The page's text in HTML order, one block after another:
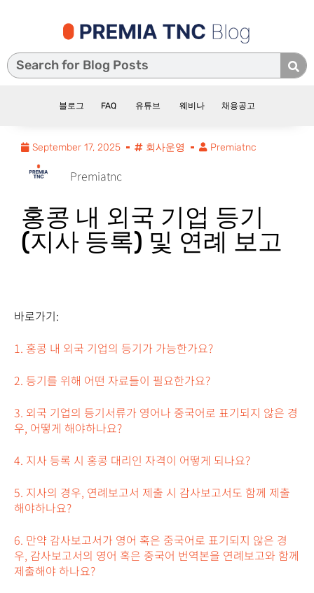
블로그 FAQ 유튜브 웨비나 채용공고
September 17, 2025 회사운영 Premiatnc
Premiatnc
홍콩 내 외국 기업 등기
(지사 등록) 및 연례 보고
바로가기:
1. 홍콩 내 외국 기업의 등기가 가능한가요?
2. 등기를 위해 어떤 자료들이 필요한가요?
3. 외국 기업의 등기서류가 영어나 중국어로 표기되지 않은 경
우, 어떻게 해야하나요?
4. 지사 등록 시 홍콩 대리인 자격이 어떻게 되나요?
5. 지사의 경우, 연례보고서 제출 시 감사보고서도 함께 제출
해야하나요?
6. 만약 감사보고서가 영어 혹은 중국어로 표기되지 않은 경
우, 감사보고서의 영어 혹은 중국어 번역본을 연례보고와 함께
제출해야 하나요?